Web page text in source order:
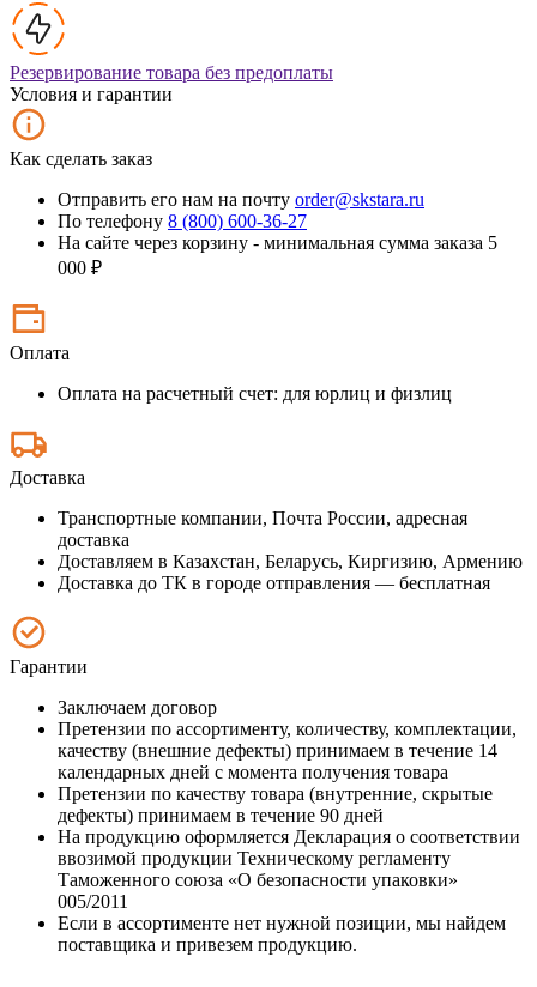
Резервирование товара без предоплаты
Условия и гарантии
Как сделать заказ
Отправить его нам на почту order@skstara.ru
По телефону 8 (800) 600-36-27
На сайте через корзину - минимальная сумма заказа 5
000 ₽
Оплата
Оплата на расчетный счет: для юрлиц и физлиц
Доставка
Транспортные компании, Почта России, адресная
доставка
Доставляем в Казахстан, Беларусь, Киргизию, Армению
Доставка до ТК в городе отправления — бесплатная
Гарантии
Заключаем договор
Претензии по ассортименту, количеству, комплектации,
качеству (внешние дефекты) принимаем в течение 14
календарных дней с момента получения товара
Претензии по качеству товара (внутренние, скрытые
дефекты) принимаем в течение 90 дней
На продукцию оформляется Декларация о соответствии
ввозимой продукции Техническому регламенту
Таможенного союза «О безопасности упаковки»
005/2011
Если в ассортименте нет нужной позиции, мы найдем
поставщика и привезем продукцию.